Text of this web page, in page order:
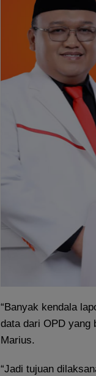
“Banyak kendala
data dari OPD yang
Marius.
“Jadi tujuan